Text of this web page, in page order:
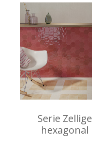
Serie Zellige
hexagonal